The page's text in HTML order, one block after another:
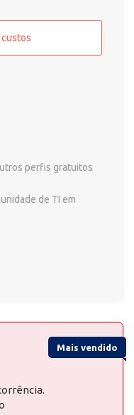
perfis gratuitos
de TI em
Mais vendido